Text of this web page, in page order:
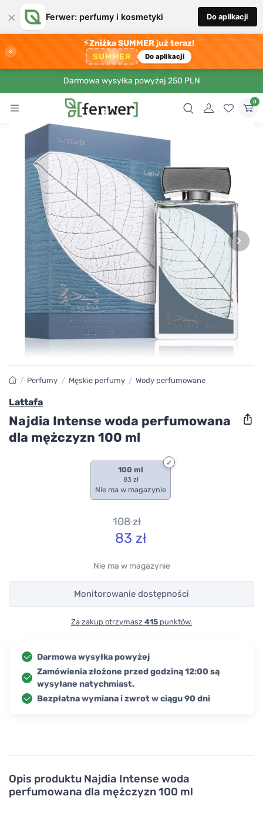
× Ferwer: perfumy i kosmetyki Do aplikacji
×
⚡Zniżka SUMMER już teraz!
SUMMER Do aplikacji
Darmowa wysyłka powyżej 250 PLN
0
›
Opis produktu Najdia Intense woda
perfumowana dla mężczyzn 100 ml
/ Perfumy / Męskie perfumy / Wody perfumowane
Lattafa
Najdia Intense woda perfumowana
dla mężczyzn 100 ml
100 ml
83 zł
Nie ma w magazynie
108zł
83 zł
Nie ma w magazynie
Monitorowanie dostępności
Za zakup otrzymasz 415 punktów.
Darmowa wysyłka powyżej
Zamówienia złożone przed godziną 12:00 są
wysyłane natychmiast.
Bezpłatna wymiana i zwrot w ciągu 90 dni